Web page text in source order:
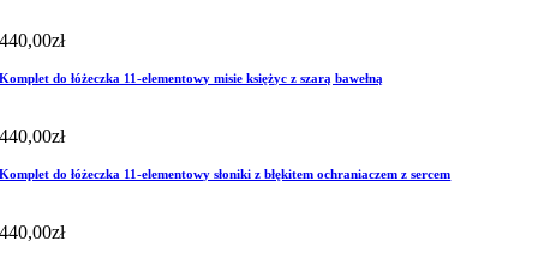
440,00zł
Komplet do łóżeczka 11-elementowy misie księżyc z szarą bawełną
440,00zł
Komplet do łóżeczka 11-elementowy słoniki z błękitem ochraniaczem z sercem
440,00zł